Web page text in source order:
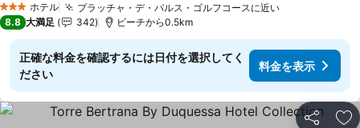
3 ホテルのランク
ホテル プラッチャ・デ・パルス・ゴルフコースに近い
8.8 大満足 342 ビーチから0.5km
正確な料金を確認するには日付を選択してく
ださい
料金を表示
シェア